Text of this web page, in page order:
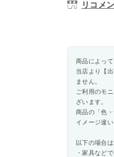
リコメ
商品によっ
当店より【
ません。
ご利用のモ
ざいます。
商品の「色
イメージ違
以下の場合
・家具など